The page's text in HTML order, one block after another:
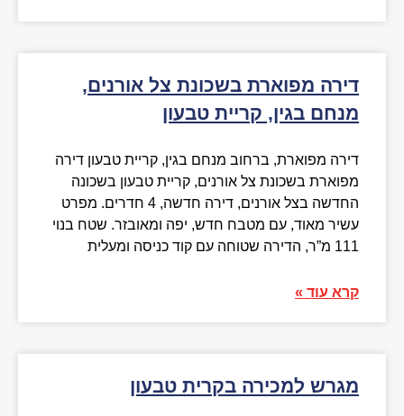
דירה מפוארת בשכונת צל אורנים,
מנחם בגין, קריית טבעון
דירה מפוארת, ברחוב מנחם בגין, קריית טבעון דירה
מפוארת בשכונת צל אורנים, קריית טבעון בשכונה
החדשה בצל אורנים, דירה חדשה, 4 חדרים. מפרט
עשיר מאוד, עם מטבח חדש, יפה ומאובזר. שטח בנוי
111 מ”ר, הדירה שטוחה עם קוד כניסה ומעלית
קרא עוד »
מגרש למכירה בקרית טבעון